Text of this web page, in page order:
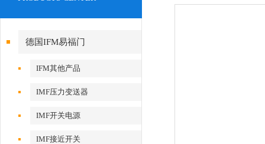
德国IFM易福门
IFM其他产品
IMF压力变送器
IMF开关电源
IMF接近开关